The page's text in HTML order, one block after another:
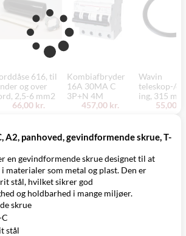
616, til
og over
2,5-6 mm2
66,00 kr.
Kombiafbryder
16A 30MA C
3P+N 4M
457,00 kr.
Wavin
teleskop-/
ing, 315 mm
55,00
A2, panhoved, gevindformende skrue, T-
en gevindformende skrue designet til at
i materialer som metal og plast. Den er
stål, hvilket sikrer god
og holdbarhed i mange miljøer.
skrue
stål